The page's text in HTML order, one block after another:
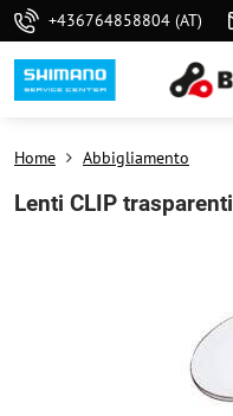
+436764858804 (AT)
Home Abbigliamento
Lenti CLIP trasparenti